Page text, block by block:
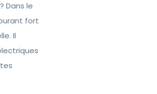
Dans le
fort
Il